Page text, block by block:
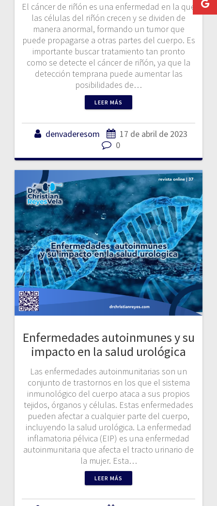
El cáncer de riñón es una enfermedad en la que
las células del riñón crecen y se dividen de
manera anormal, formando un tumor que
puede propagarse a otras partes del cuerpo. Es
importante buscar tratamiento tan pronto
como se detecte el cáncer de riñón, ya que la
detección temprana puede aumentar las
posibilidades de…
LEER MÁS
denvaderesom
17 de abril de 2023
0
Enfermedades autoinmunes y su
impacto en la salud urológica
Las enfermedades autoinmunitarias son un
conjunto de trastornos en los que el sistema
inmunológico del cuerpo ataca a sus propios
tejidos, órganos y células. Estas enfermedades
pueden afectar a cualquier parte del cuerpo,
incluyendo la salud urológica. La enfermedad
inflamatoria pélvica (EIP) es una enfermedad
autoinmunitaria que afecta el tracto urinario de
la mujer. Esta…
LEER MÁS